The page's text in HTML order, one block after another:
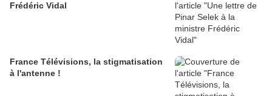
Frédéric Vidal
France Télévisions, la stigmatisation
à l'antenne !